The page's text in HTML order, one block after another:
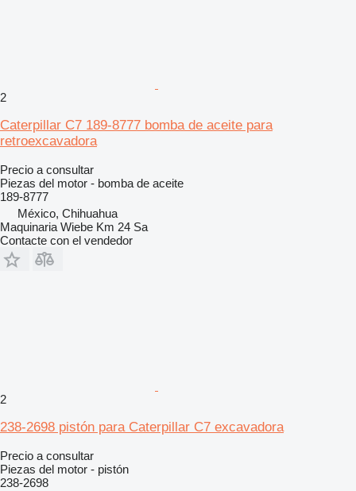
2
Caterpillar C7 189-8777 bomba de aceite para
retroexcavadora
Precio a consultar
Piezas del motor - bomba de aceite
189-8777
México, Chihuahua
Maquinaria Wiebe Km 24 Sa
Contacte con el vendedor
2
238-2698 pistón para Caterpillar C7 excavadora
Precio a consultar
Piezas del motor - pistón
238-2698